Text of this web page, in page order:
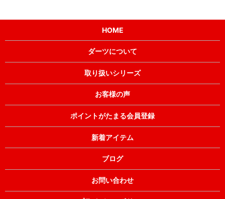
HOME
ダーツについて
取り扱いシリーズ
お客様の声
ポイントがたまる会員登録
新着アイテム
ブログ
お問い合わせ